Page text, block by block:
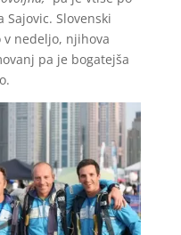
Slovenski
v nedeljo, njihova
pa je bogatejša